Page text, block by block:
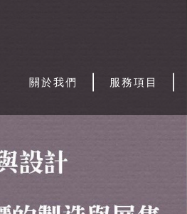
關於我們 服務項目